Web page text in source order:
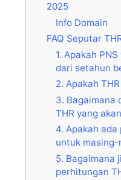
2025
Info Domain
FAQ Seputar
1. Apakah
dari setahun
2. Apakah
3. Bagaimana
THR yang
4. Apakah
untuk masing-
5. Bagaimana
perhitungan